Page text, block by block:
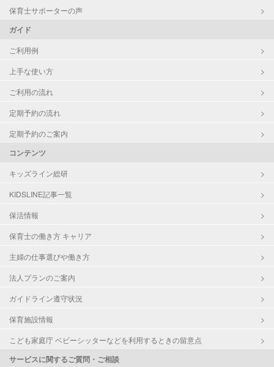
保育士サポーターの声
ガイド
ご利用例
上手な使い方
ご利用の流れ
定期予約の流れ
定期予約のご案内
コンテンツ
キッズライン総研
KIDSLINE記事一覧
保活情報
保育士の働き方 キャリア
主婦の仕事選びや働き方
法人プランのご案内
ガイドライン遵守状況
保育施設情報
こども家庭庁 ベビーシッターなどを利用するときの留意点
サービスに関するご質問・ご相談